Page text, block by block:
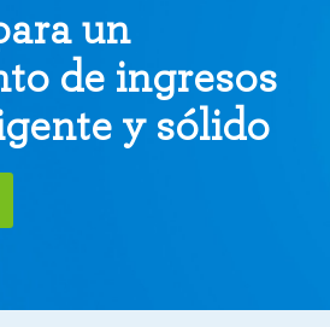
un
de ingresos
y sólido